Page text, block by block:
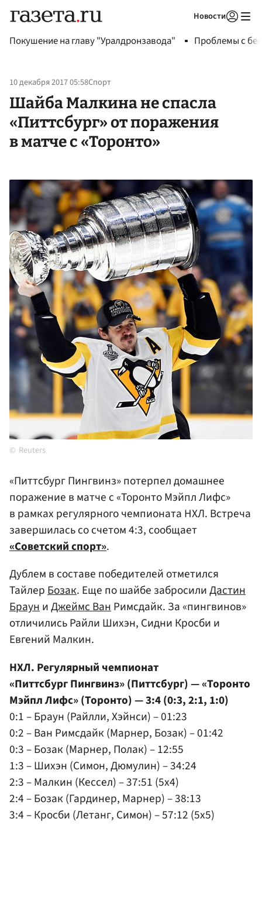
Новости
Покушение на главу "Уралдронзавода" Проблемы с
10 декабря 2017 05:58Спорт
Шайба Малкина не спасла
«Питтсбург» от поражения
в матче с «Торонто»
Reuters
«Питтсбург Пингвинз» потерпел домашнее
поражение в матче с «Торонто Мэйпл Лифс»
в рамках регулярного чемпионата НХЛ. Встреча
завершилась со счетом 4:3, сообщает
«Советский спорт».
Дублем в составе победителей отметился
ТайлерБозак. Еще по шайбе забросилиДастин
БрауниДжеймс ВанРимсдайк. За «пингвинов»
отличились Райли Шихэн, Сидни Кросби и
Евгений Малкин.
НХЛ. Регулярный чемпионат
«Питтсбург Пингвинз» (Питтсбург) — «Торонто
Мэйпл Лифс» (Торонто) — 3:4 (0:3, 2:1, 1:0)
0:1 – Браун (Райлли, Хэйнси) – 01:23
0:2 – Ван Римсдайк (Марнер, Бозак) – 01:42
0:3 – Бозак (Марнер, Полак) – 12:55
1:3 – Шихэн (Симон, Дюмулин) – 34:24
2:3 – Малкин (Кессел) – 37:51 (5x4)
2:4 – Бозак (Гардинер, Марнер) – 38:13
3:4 – Кросби (Летанг, Симон) – 57:12 (5x5)